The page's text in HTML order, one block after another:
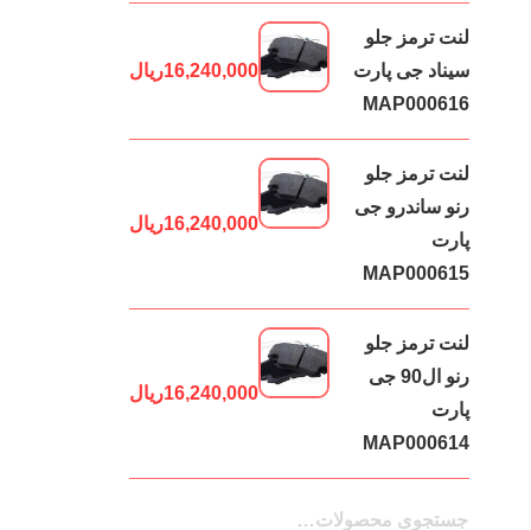
لنت ترمز جلو
سیناد جی پارت
MAP000616
16,240,000ریال
لنت ترمز جلو
رنو ساندرو جی
پارت
MAP000615
16,240,000ریال
لنت ترمز جلو
رنو ال90 جی
پارت
MAP000614
16,240,000ریال